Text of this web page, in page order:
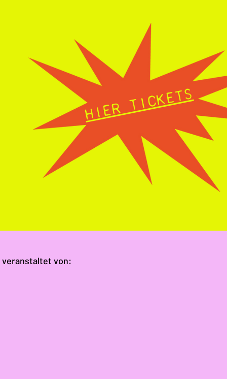
HIER TICKETS
veranstaltet von: